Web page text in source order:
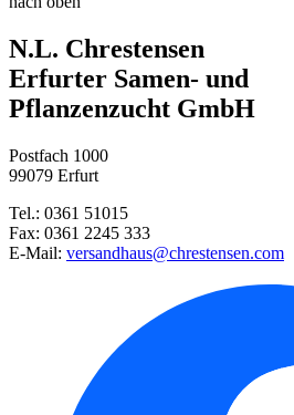
Damen- und Floristenschere
Frauenmantel
Flammenblume Starfire
Flammenblume Orange
Ehrenpreis Cupido
Hauswurz Hey Hey
Flammenblume Bright Eyes
N.L. Chrestensen
Erfurter Samen- und
Pflanzenzucht GmbH
Postfach 1000
99079 Erfurt
Tel.: 0361 51015
Fax: 0361 2245 333
E-Mail: versandhaus@chrestensen.com